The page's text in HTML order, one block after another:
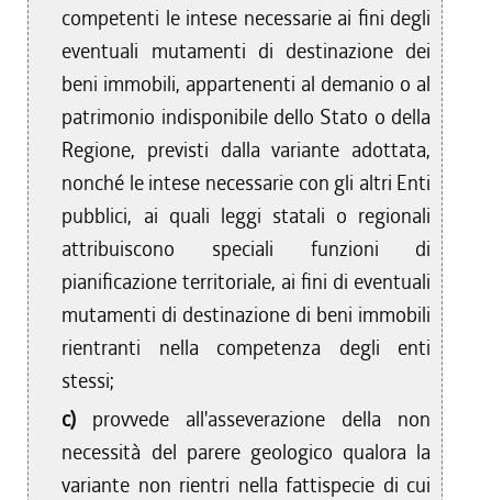
competenti le intese necessarie ai fini degli
eventuali mutamenti di destinazione dei
beni immobili, appartenenti al demanio o al
patrimonio indisponibile dello Stato o della
Regione, previsti dalla variante adottata,
nonché le intese necessarie con gli altri Enti
pubblici, ai quali leggi statali o regionali
attribuiscono speciali funzioni di
pianificazione territoriale, ai fini di eventuali
mutamenti di destinazione di beni immobili
rientranti nella competenza degli enti
stessi;
c) provvede all'asseverazione della non
necessità del parere geologico qualora la
variante non rientri nella fattispecie di cui